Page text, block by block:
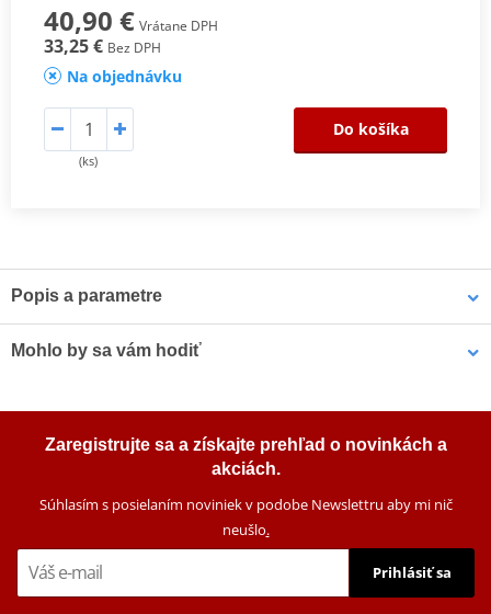
40,90 € Vrátane DPH
33,25 € Bez DPH
Na objednávku
(ks)
Do košíka
Popis a parametre
Výrobca
Mohlo by sa vám hodiť
Zaregistrujte sa a získajte prehľad o novinkách a
akciách.
Súhlasím s posielaním noviniek v podobe Newslettru aby mi nič
neušlo.
Prihlásiť sa